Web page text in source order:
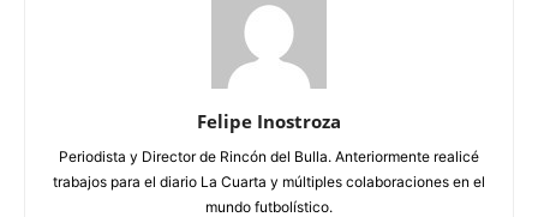
Felipe Inostroza
Periodista y Director de Rincón del Bulla. Anteriormente realicé
trabajos para el diario La Cuarta y múltiples colaboraciones en el
mundo futbolístico.